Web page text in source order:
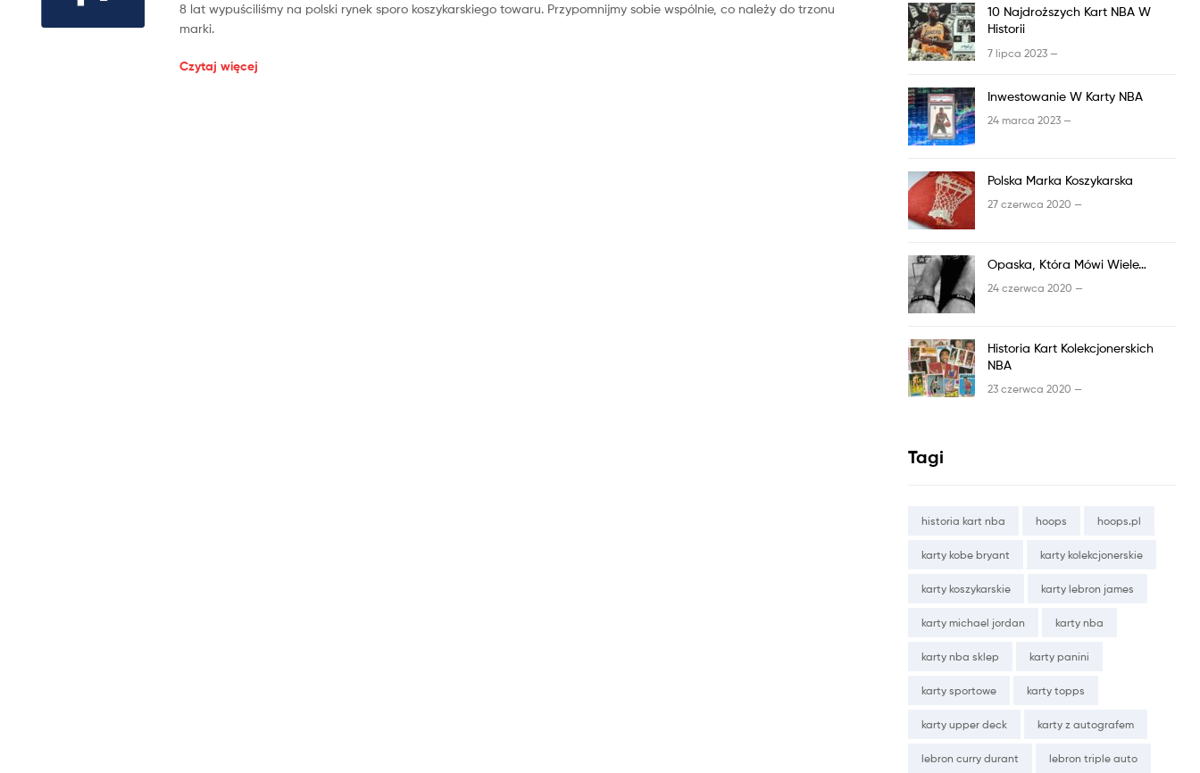
8 lat wypuściliśmy na polski rynek sporo koszykarskiego towaru. Przypomnijmy sobie wspólnie, co należy do trzonu
marki.
Czytaj więcej
10 Najdroższych Kart NBA W
Historii
7 lipca 2023 —
Inwestowanie W Karty NBA
24 marca 2023 —
Polska Marka Koszykarska
27 czerwca 2020 —
Opaska, Która Mówi Wiele…
24 czerwca 2020 —
Historia Kart Kolekcjonerskich
NBA
23 czerwca 2020 —
Tagi
historia kart nba hoops hoops.pl
karty kobe bryant karty kolekcjonerskie
karty koszykarskie karty lebron james
karty michael jordan karty nba
karty nba sklep karty panini
karty sportowe karty topps
karty upper deck karty z autografem
lebron curry durant lebron triple auto